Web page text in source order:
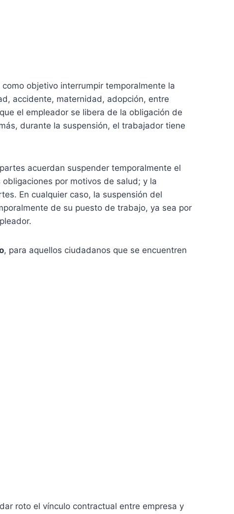
objetivo interrumpir temporalmente la
accidente, maternidad, adopción, entre
el empleador se libera de la obligación de
durante la suspensión, el trabajador tiene
acuerdan suspender temporalmente el
por motivos de salud; y la
En cualquier caso, la suspensión del
de su puesto de trabajo, ya sea por
, para aquellos ciudadanos que se encuentren
roto el vínculo contractual entre empresa y